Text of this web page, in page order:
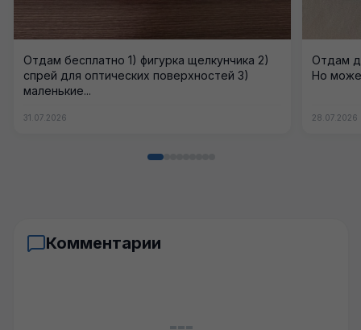
Отдам бесплатно 1) фигурка щелкунчика 2)
спрей для оптических поверхностей 3)
маленькие...
31.07.2026
Отдам
Но
28.07.2026
Комментарии